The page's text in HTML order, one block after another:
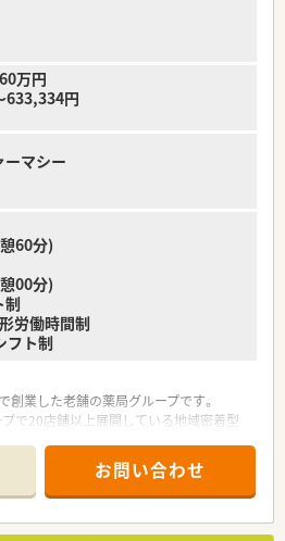
師が参加するインターネット会議で情報
す。
算定しており、地域住民の健康サポートに
ます。
万円
633,334円
マシー
60分)
00分)
制
労働時間制
フト制
業した老舗の薬局グループです。
で20店舗以上展開している地域密着型
ープ全店にて、インターネット会議を行
プをはかっています。
システムを導入し、調剤過誤に努めてい
お問い合わせ